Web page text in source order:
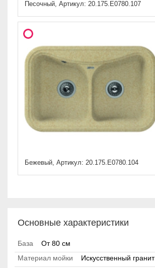
Песочный, Артикул: 20.175.E0780.107
Бежевый, Артикул: 20.175.E0780.104
Основные характеристики
База
От 80 см
Материал мойки
Искусственный гранит